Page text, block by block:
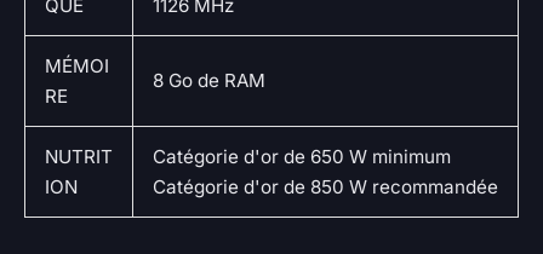
QUE
1126 MHz
MÉMOI
RE
8 Go de RAM
NUTRIT
ION
Catégorie d'or de 650 W minimum
Catégorie d'or de 850 W recommandée